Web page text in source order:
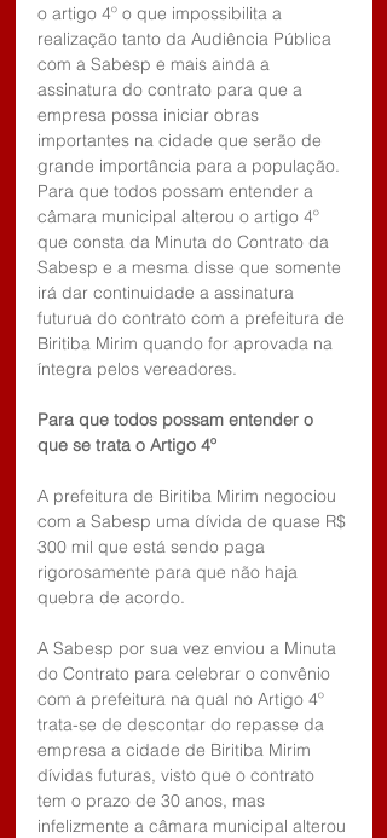
o artigo 4º o que impossibilita a
realização tanto da Audiência Pública
com a Sabesp e mais ainda a
assinatura do contrato para que a
empresa possa iniciar obras
importantes na cidade que serão de
grande importância para a população.
Para que todos possam entender a
câmara municipal alterou o artigo 4º
que consta da Minuta do Contrato da
Sabesp e a mesma disse que somente
irá dar continuidade a assinatura
futurua do contrato com a prefeitura de
Biritiba Mirim quando for aprovada na
íntegra pelos vereadores.
Para que todos possam entender o
que se trata o Artigo 4º
A prefeitura de Biritiba Mirim negociou
com a Sabesp uma dívida de quase R$
300 mil que está sendo paga
rigorosamente para que não haja
quebra de acordo.
A Sabesp por sua vez enviou a Minuta
do Contrato para celebrar o convênio
com a prefeitura na qual no Artigo 4º
trata-se de descontar do repasse da
empresa a cidade de Biritiba Mirim
dívidas futuras, visto que o contrato
tem o prazo de 30 anos, mas
infelizmente a câmara municipal alterou